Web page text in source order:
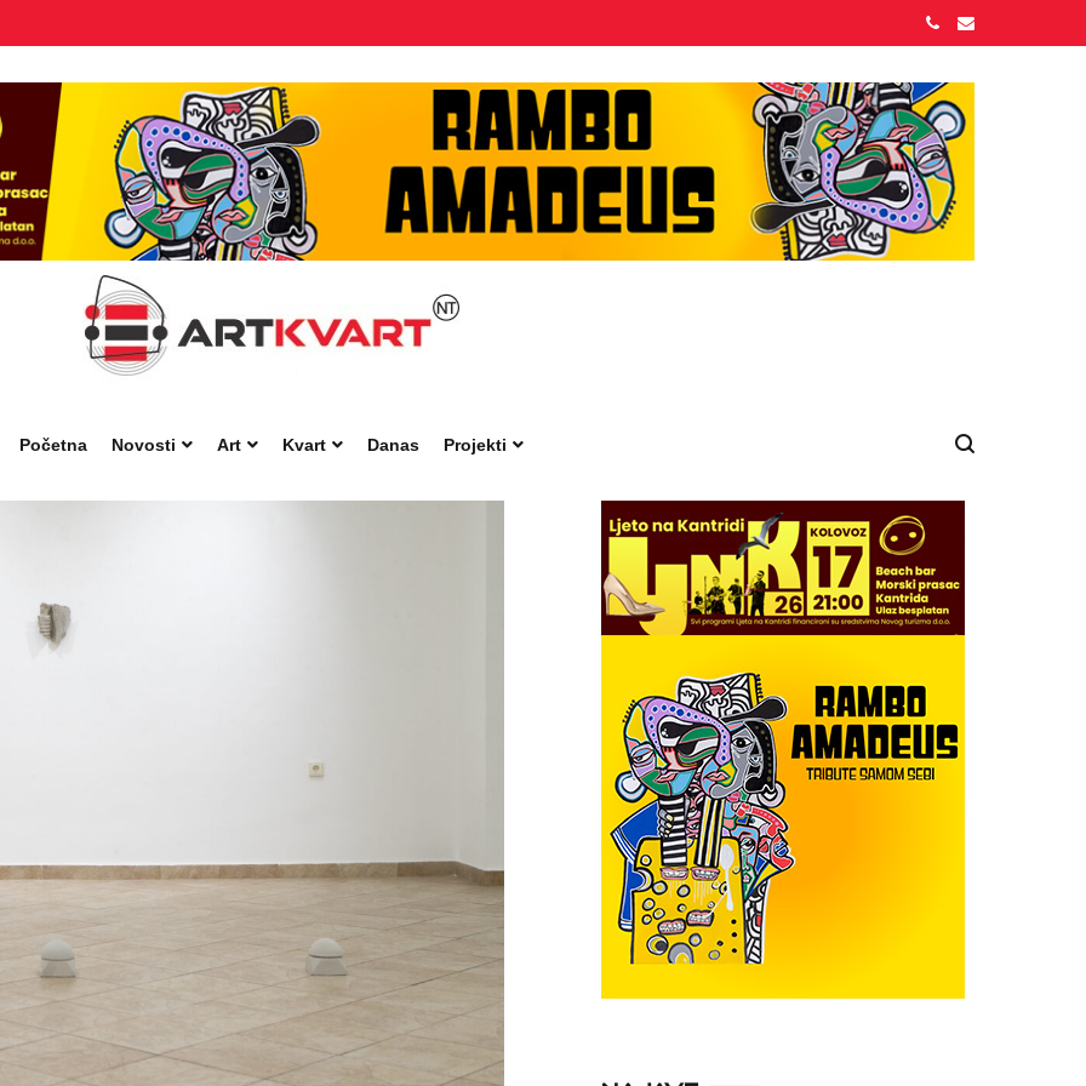
Početna
Novosti Art Kvart Danas Projekti